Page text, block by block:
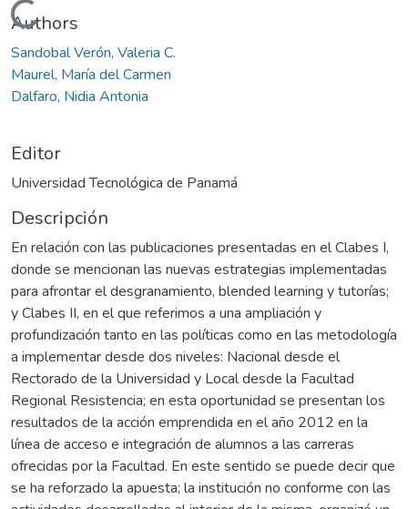
Cargando...
Authors
Sandobal Verón, Valeria C.
Maurel, María del Carmen
Dalfaro, Nidia Antonia
Editor
Universidad Tecnológica de Panamá
Descripción
En relación con las publicaciones presentadas en el Clabes I,
donde se mencionan las nuevas estrategias implementadas
para afrontar el desgranamiento, blended learning y tutorías;
y Clabes II, en el que referimos a una ampliación y
profundización tanto en las políticas como en las metodología
a implementar desde dos niveles: Nacional desde el
Rectorado de la Universidad y Local desde la Facultad
Regional Resistencia; en esta oportunidad se presentan los
resultados de la acción emprendida en el año 2012 en la
línea de acceso e integración de alumnos a las carreras
ofrecidas por la Facultad. En este sentido se puede decir que
se ha reforzado la apuesta; la institución no conforme con las